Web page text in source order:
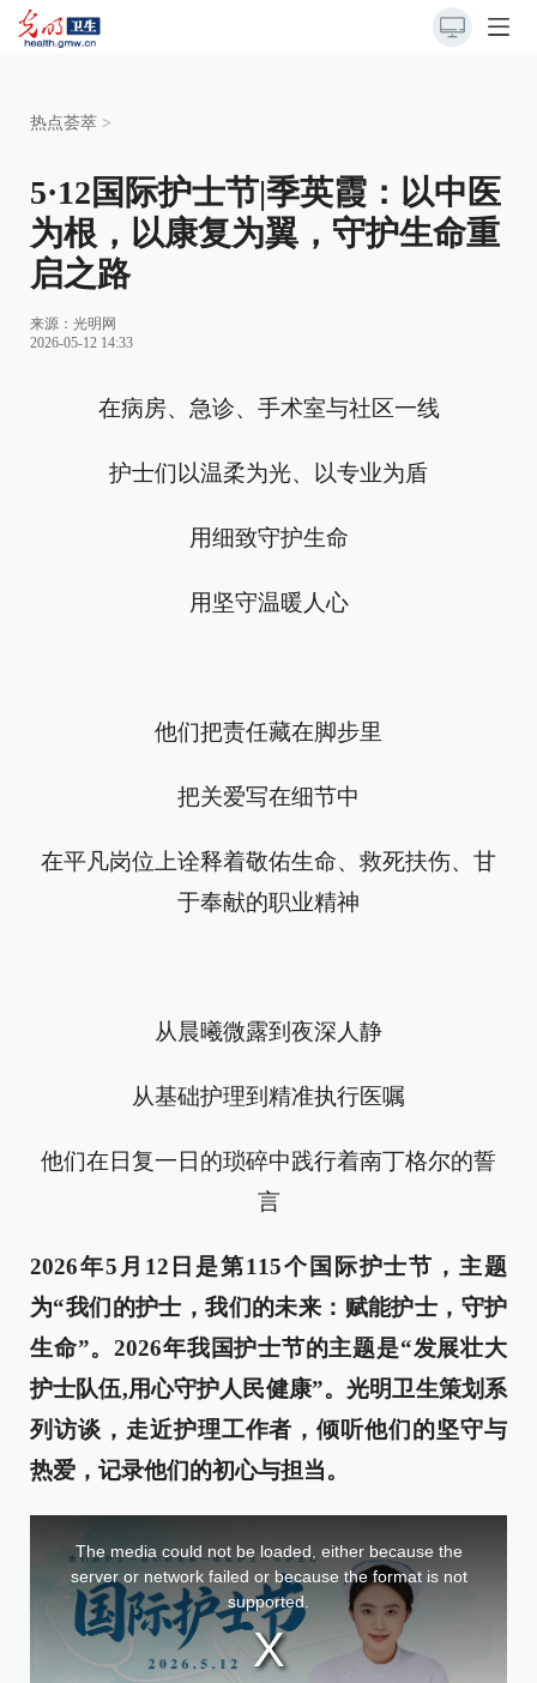
热点荟萃 >
5·12国际护士节|季英霞：以中医
为根，以康复为翼，守护生命重
启之路
来源： 光明网
2026-05-12 14:33
在病房、急诊、手术室与社区一线
护士们以温柔为光、以专业为盾
用细致守护生命
用坚守温暖人心
他们把责任藏在脚步里
把关爱写在细节中
在平凡岗位上诠释着敬佑生命、救死扶伤、甘
于奉献的职业精神
从晨曦微露到夜深人静
从基础护理到精准执行医嘱
他们在日复一日的琐碎中践行着南丁格尔的誓
言
2026年5月12日是第115个国际护士节，主题
为“我们的护士，我们的未来：赋能护士，守护
生命”。2026年我国护士节的主题是“发展壮大
护士队伍,用心守护人民健康”。光明卫生策划系
列访谈，走近护理工作者，倾听他们的坚守与
热爱，记录他们的初心与担当。
The media could not be loaded, either because the
server or network failed or because the format is not
supported.